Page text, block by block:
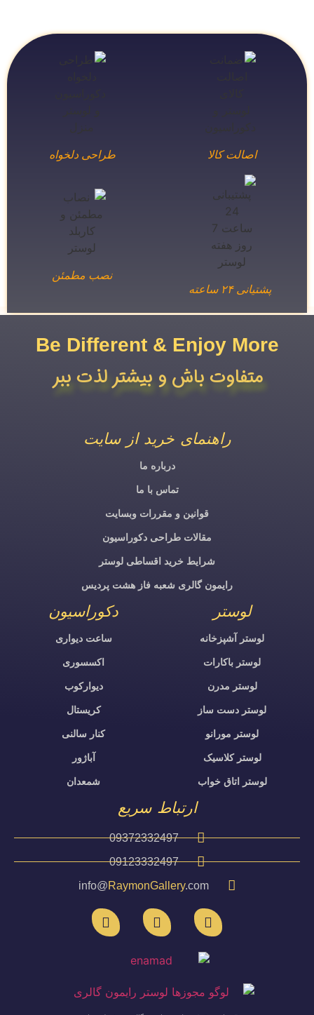
اصالت کالا طراحی دلخواه
پشتیانی ۲۴ ساعته
نصب مطمئن
Be Different & Enjoy More​
متفاوت باش و بیشتر لذت ببر
راهنمای خرید از سایت
درباره ما
تماس با ما
قوانین و مقررات وبسایت
مقالات طراحی دکوراسیون
شرایط خرید اقساطی لوستر
رایمون گالری شعبه فاز هشت پردیس
لوستر
لوستر آشپزخانه
لوستر باکارات
لوستر مدرن
لوستر دست ساز
لوستر مورانو
لوستر کلاسیک
لوستر اتاق خواب
دکوراسیون
ساعت دیواری
اکسسوری
دیوارکوب
کریستال
کنار سالنی
آباژور
شمعدان
ارتباط سریع
09372332497
09123332497
info@RaymonGallery.com